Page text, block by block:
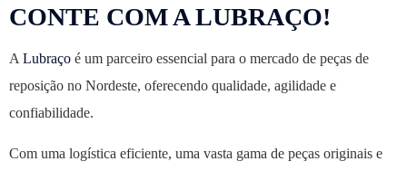
CONTE COM A LUBRAÇO!
A Lubraço é um parceiro essencial para o mercado de peças de
reposição no Nordeste, oferecendo qualidade, agilidade e
confiabilidade.
Com uma logística eficiente, uma vasta gama de peças originais e